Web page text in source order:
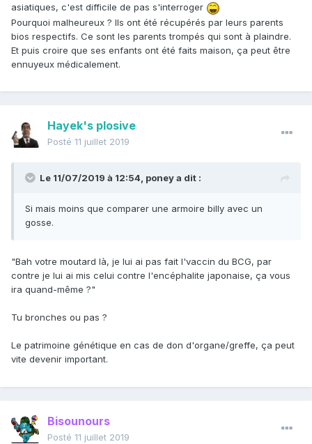
asiatiques, c'est difficile de pas s'interroger
Pourquoi malheureux ? Ils ont été récupérés par leurs parents
bios respectifs. Ce sont les parents trompés qui sont à plaindre.
Et puis croire que ses enfants ont été faits maison, ça peut être
ennuyeux médicalement.
Hayek's plosive
Posté 11 juillet 2019
Le 11/07/2019 à 12:54, poneya dit :
Si mais moins que comparer une armoire billy avec un
gosse.
"Bah votre moutard là, je lui ai pas fait l'vaccin du BCG, par
contre je lui ai mis celui contre l'encéphalite japonaise, ça vous
ira quand-même ?"
Tu bronches ou pas ?
Le patrimoine génétique en cas de don d'organe/greffe, ça peut
vite devenir important.
Bisounours
Posté 11 juillet 2019